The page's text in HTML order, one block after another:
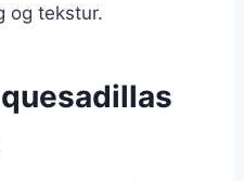
og tekstur.